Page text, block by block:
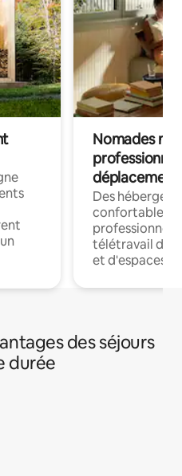
Nomades
déplacement
Des
confortables
professionnels
télétravail
et d'espaces
des séjours
durée